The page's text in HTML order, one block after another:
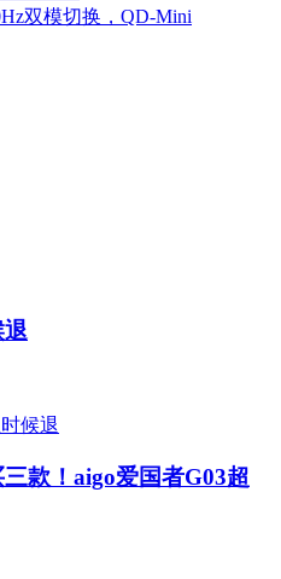
款！aigo爱国者G03超